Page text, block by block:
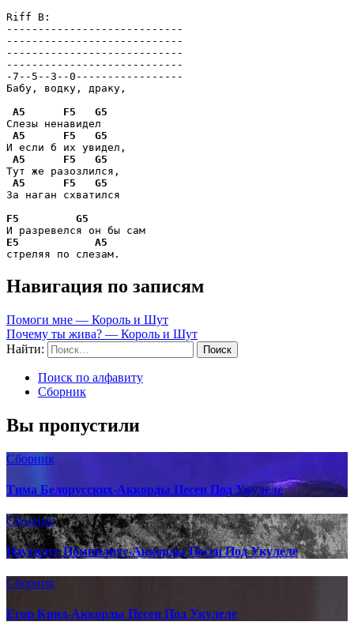
Riff B:
----------------------------
----------------------------
----------------------------
----------------------------
-7--5--3--0-----------------
Бабу, водку, драку,
A5
F5
G5
Слезы ненавидел
A5
F5
G5
И если б их увидел,
A5
F5
G5
Тут же разозлился,
A5
F5
G5
За наган схватился
F5
G5
E5
A5
стреляя по слезам.
Навигация по записям
Помоги мне — Король и Шут
Почему ты жива? — Король и Шут
Найти:
Поиск по алфавиту
Сборник
Вы пропустили
Сборник
Тима Белорусских-Аккорды Песен Под Укулеле
Сборник
Наутилус Помпилиус-Аккорды Песен Под Укулеле
Сборник
Егор Крид-Аккорды Песен Под Укулеле